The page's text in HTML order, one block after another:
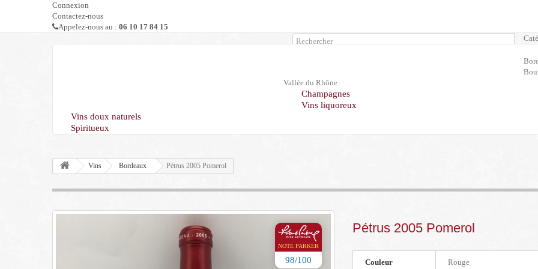
Connexion
Contactez-nous
Appelez-nous au : 06 10 17 84 15
Vallée du Rhône
Champagnes
Vins liquoreux
Vins doux naturels
Spiritueux
Vins Bordeaux Pétrus 2005 Pomerol
NOTE PARKER
98/100
Pétrus 2005 Pomerol
Couleur Rouge